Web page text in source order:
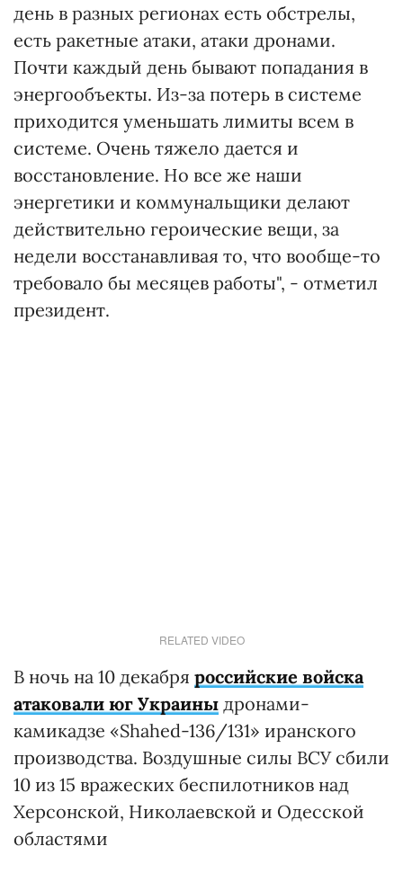
день в разных регионах есть обстрелы,
есть ракетные атаки, атаки дронами.
Почти каждый день бывают попадания в
энергообъекты. Из-за потерь в системе
приходится уменьшать лимиты всем в
системе. Очень тяжело дается и
восстановление. Но все же наши
энергетики и коммунальщики делают
действительно героические вещи, за
недели восстанавливая то, что вообще-то
требовало бы месяцев работы", - отметил
президент.
RELATED VIDEO
В ночь на 10 декабря российские войска
атаковали юг Украины дронами-
камикадзе «Shahed-136/131» иранского
производства. Воздушные силы ВСУ сбили
10 из 15 вражеских беспилотников над
Херсонской, Николаевской и Одесской
областями